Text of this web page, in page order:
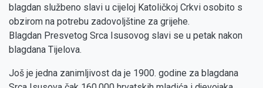
blagdan službeno slavi u cijeloj Katoličkoj Crkvi osobito s
obzirom na potrebu zadovoljštine za grijehe.
Blagdan Presvetog Srca Isusovog slavi se u petak nakon
blagdana Tijelova.
Još je jedna zanimljivost da je 1900. godine za blagdana